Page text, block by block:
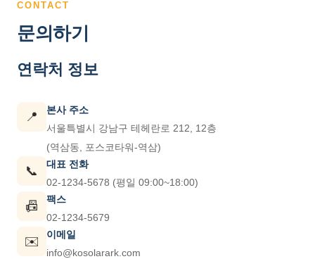
CONTACT
문의하기
연락처 정보
📍
본사 주소
서울특별시 강남구 테헤란로 212, 12층
(역삼동, 포스코타워-역삼)
📞
대표 전화
02-1234-5678 (평일 09:00~18:00)
📠
팩스
02-1234-5679
✉️
이메일
info@kosolarark.com